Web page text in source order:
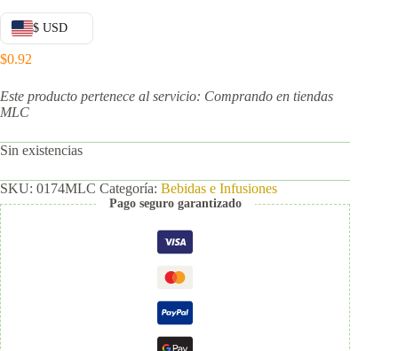
$ USD
$0.92
Este producto pertenece al servicio: Comprando en tiendas
MLC
Sin existencias
SKU: 0174MLC Categoría: Bebidas e Infusiones
Pago seguro garantizado